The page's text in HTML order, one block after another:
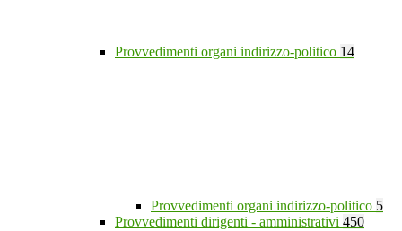
Provvedimenti organi indirizzo-politico 14
Provvedimenti organi indirizzo-politico 5
Provvedimenti dirigenti - amministrativi 450